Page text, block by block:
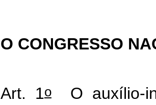
O CONGRESSO
Art. 1oO auxílio-